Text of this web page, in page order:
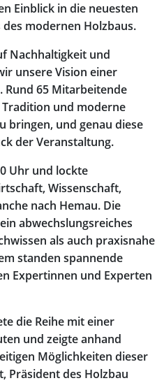
Einblick in die neuesten
modernen Holzbaus.
Nachhaltigkeit und
unsere Vision einer
Rund 65 Mitarbeitende
und moderne
bringen, und genau diese
der Veranstaltung.
Uhr und lockte
Wissenschaft,
nach Hemau. Die
abwechslungsreiches
als auch praxisnahe
standen spannende
Expertinnen und Experten
die Reihe mit einer
und zeigte anhand
Möglichkeiten dieser
Präsident des Holzbau